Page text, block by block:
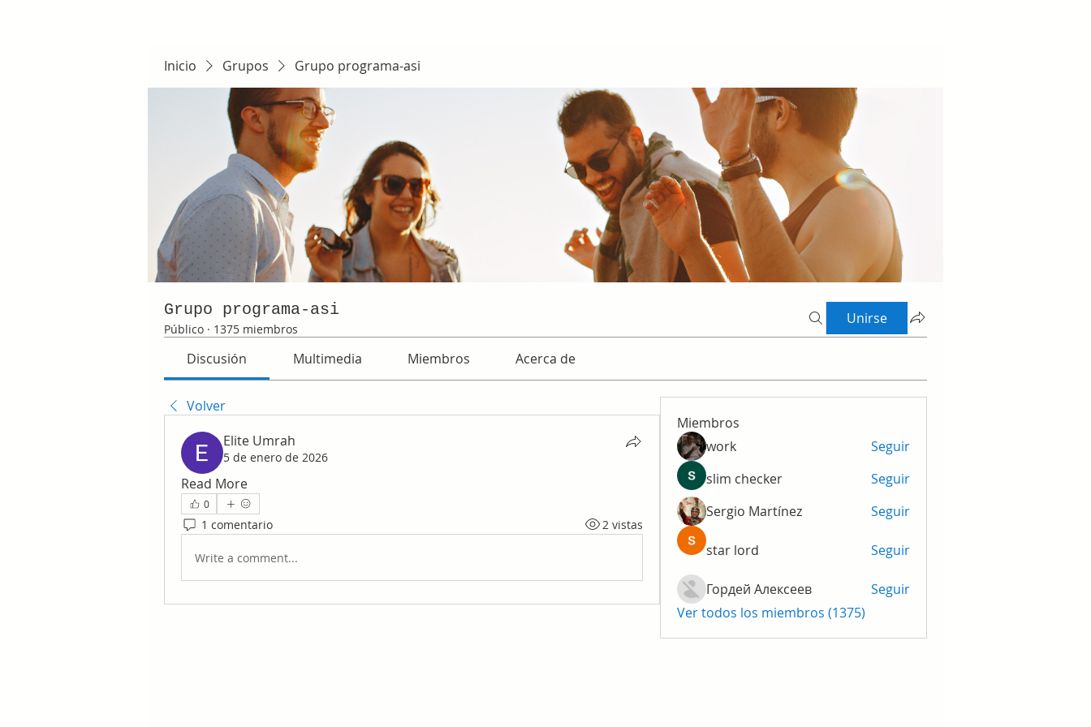
Inicio Grupos Grupo programa-asi
Grupo programa-asi
Público · 1375 miembros
Unirse
Discusión Multimedia Miembros Acerca de
Volver
Elite Umrah
5 de enero de 2026
Read More
0
1 comentario 2 vistas
Write a comment...
Miembros
work
Seguir
slim checker
Seguir
Sergio Martínez
Seguir
star lord Seguir
Гордей Алексеев
Seguir
Ver todos los miembros (1375)